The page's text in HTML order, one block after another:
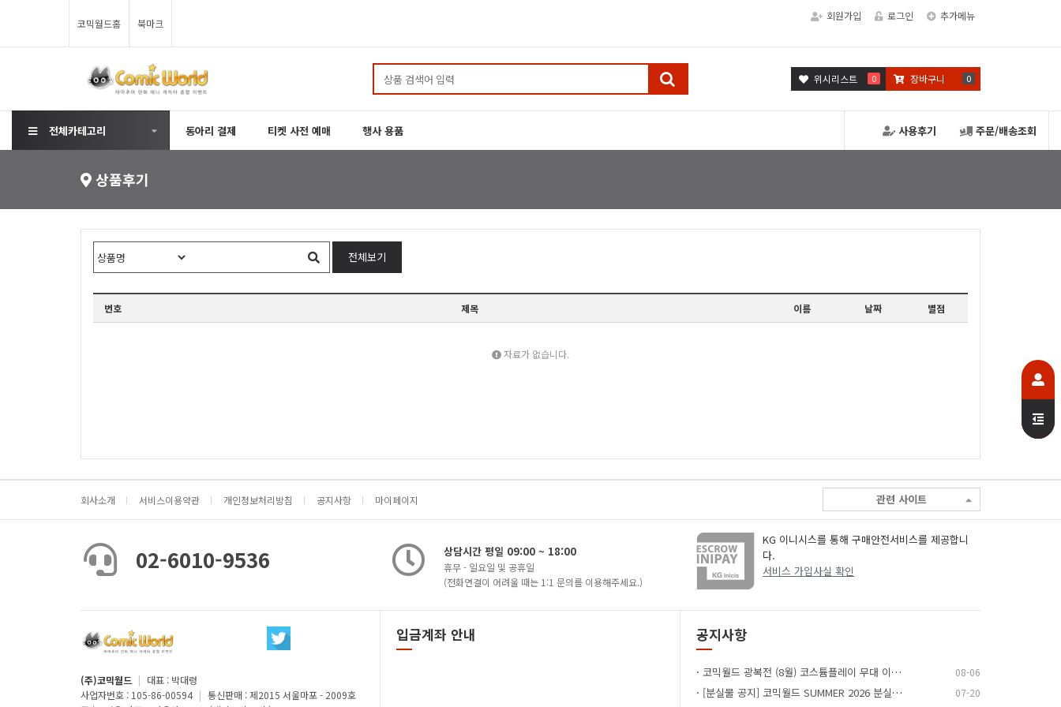
코믹월드홈 북마크
회원가입 로그인 추가메뉴
위시리스트 0 장바구니 0
전체카테고리 동아리 결제 티켓 사전 예매 행사 용품 주문/배송조회
사용후기
상품후기
전체보기
번호 제목 이름 날짜 별점
자료가 없습니다.
회사소개 서비스이용약관 개인정보처리방침 공지사항 마이페이지 관련 사이트
02-6010-9536 상담시간 평일 09:00 ~ 18:00
휴무 - 일요일 및 공휴일
(전화연결이 어려울 때는 1:1 문의를 이용해주세요.)
KG 이니시스를 통해 구매안전서비스를 제공합니
다.
서비스 가입사실 확인
(주)코믹월드 | 대표 : 박대령
사업자번호 : 105-86-00594 | 통신판매 : 제2015 서울마포 - 2009호
입금계좌 안내 공지사항
· 코믹월드 광복전 (8월) 코스튬플레이 무대 이벤트 참가… 08-06
· [분실물 공지] 코믹월드 SUMMER 2026 분실물 … 07-20